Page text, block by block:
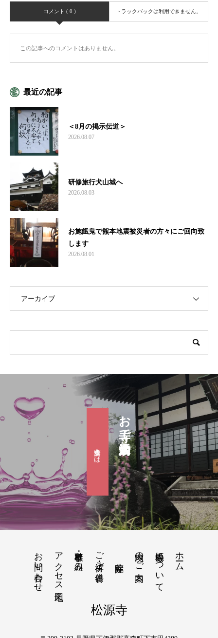
コメント ( 0 ) トラックバックは利用できません。
この記事へのコメントはありません。
最近の記事
＜8月の掲示伝道＞
2026.08.07
研修旅行犬山城へ
2026.08.03
お施餓鬼で熊本地震被災者の方々にご回向致
します
2026.08.01
アーカイブ
お寺で婚活『滴水会』
滴水会とは
ホーム
松源寺について
境内のご案内
ご祈祷・ご供養
行事・取り組み
アクセス地図
お問い合わせ
松源寺